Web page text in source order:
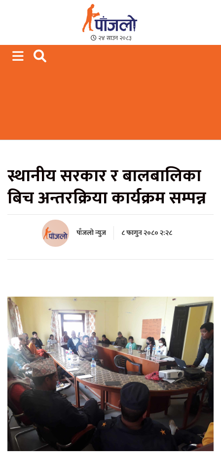
Paajalo News
We are from Far West Nepal
२४ साउन २०८३
स्थानीय सरकार र बालबालिका
बिच अन्तरक्रिया कार्यक्रम सम्पन्न
पाँजलो न्युज ८ फागुन २०८० २:२८